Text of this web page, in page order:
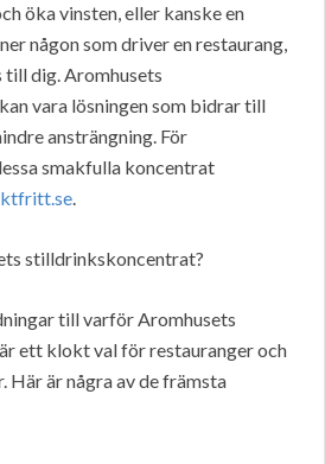
öka vinsten, eller kanske en
någon som driver en restaurang,
till dig. Aromhusets
vara lösningen som bidrar till
ansträngning. För
smakfulla koncentrat
.
stilldrinkskoncentrat?
till varför Aromhusets
ett klokt val för restauranger och
Här är några av de främsta